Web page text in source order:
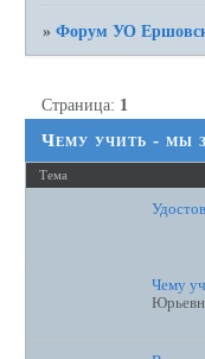
»Форум УО
Чему учить - мы
Страница: 1
Тема
Чему